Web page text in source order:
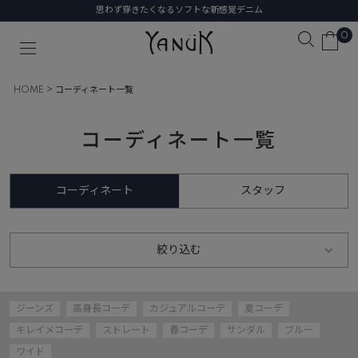
思わず穿きたくなるソフトな新感覚デニム
0
HOME コーディネート一覧
コーディネート一覧
コーディネート スタッフ
絞り込む
ジーンズ 高身長コーデ カジュアルコーデ 夏コーデ
キレイメコーデ ストレート 春コーデ サンダル ブルー
ワイド